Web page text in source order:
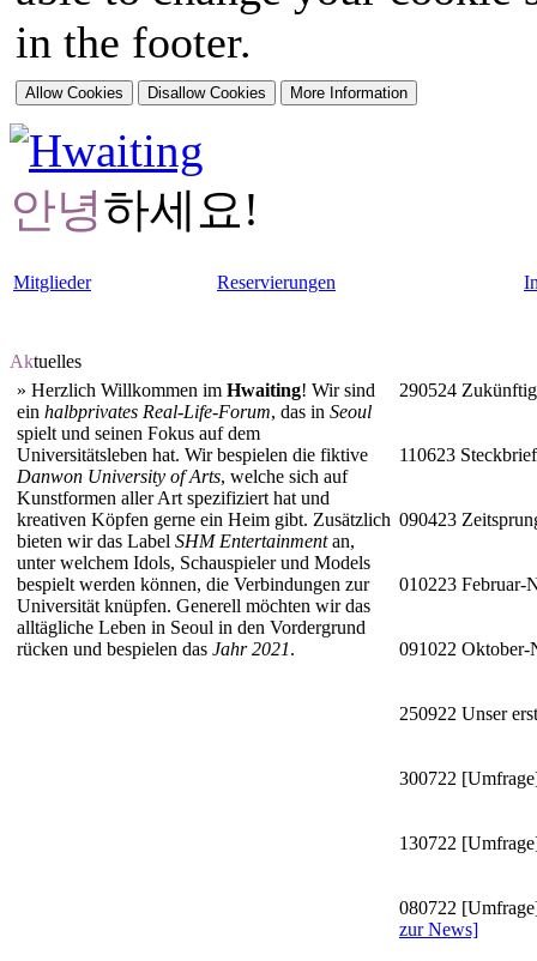
in the footer.
안녕하세요!
Mitglieder Reservierungen
Aktuelles
» Herzlich Willkommen im Hwaiting! Wir sind
ein halbprivates Real-Life-Forum, das in Seoul
spielt und seinen Fokus auf dem
Universitätsleben hat. Wir bespielen die fiktive
Danwon University of Arts, welche sich auf
Kunstformen aller Art spezifiziert hat und
kreativen Köpfen gerne ein Heim gibt. Zusätzlich
bieten wir das Label SHM Entertainmentan,
unter welchem Idols, Schauspieler und Models
bespielt werden können, die Verbindungen zur
Universität knüpfen. Generell möchten wir das
alltägliche Leben in Seoul in den Vordergrund
rücken und bespielen das Jahr 2021.
290524
110623
090423
010223 Februar-
091022
250922 Unser
300722
130722
080722
zur News]